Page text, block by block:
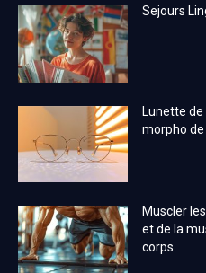
Sejours
Lunette
morpho
Muscler
et de la
corps